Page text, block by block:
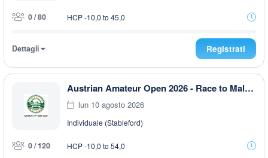
0 / 80 HCP -10,0 to 45,0
Dettagli Registrati
Austrian Amateur Open 2026 - Race to Malaysia
lun 10 agosto 2026
Individuale (Stableford)
0 / 120 HCP -10,0 to 54,0